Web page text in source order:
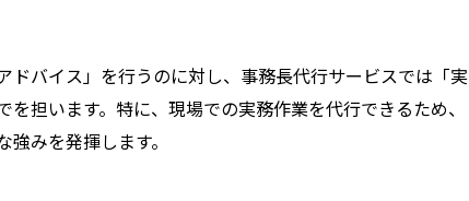
ドバイス」を行うのに対し、事務長代行サービスでは「実
担います。特に、現場での実務作業を代行できるため、
みを発揮します。